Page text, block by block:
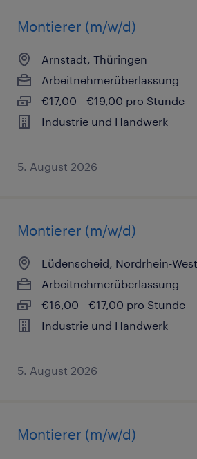
Montierer (m/w/d)
Arnstadt, Thüringen
Arbeitnehmerüberlassung
€17,00 - €19,00 pro Stunde
Industrie und Handwerk
5. August 2026
Montierer (m/w/d)
Lüdenscheid, Nordrhein-
Arbeitnehmerüberlassung
€16,00 - €17,00 pro Stunde
Industrie und Handwerk
5. August 2026
Montierer (m/w/d)